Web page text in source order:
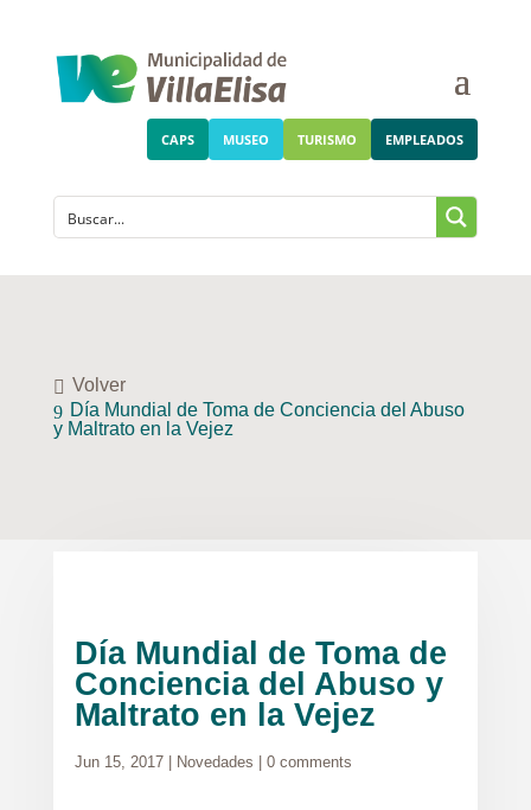
CAPS MUSEO TURISMO EMPLEADOS
Volver
Día Mundial de Toma de Conciencia del Abuso
y Maltrato en la Vejez
Día Mundial de Toma de
Conciencia del Abuso y
Maltrato en la Vejez
Jun 15, 2017| Novedades 0 comments